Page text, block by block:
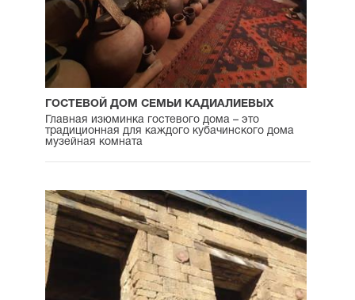
ГОСТЕВОЙ ДОМ СЕМЬИ КАДИАЛИЕВЫХ
Главная изюминка гостевого дома – это
традиционная для каждого кубачинского дома
музейная комната